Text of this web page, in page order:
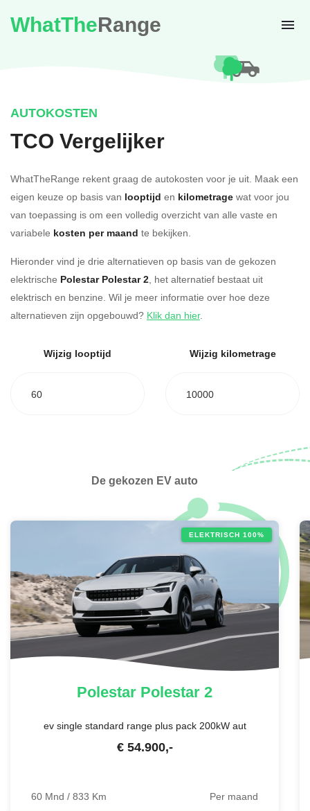
WhatTheRange
AUTOKOSTEN
TCO Vergelijker
WhatTheRange rekent graag de autokosten voor je uit. Maak een
eigen keuze op basis van looptijd en kilometrage wat voor jou
van toepassing is om een volledig overzicht van alle vaste en
variabele kosten per maand te bekijken.
Hieronder vind je drie alternatieven op basis van de gekozen
elektrische Polestar Polestar 2, het alternatief bestaat uit
elektrisch en benzine. Wil je meer informatie over hoe deze
alternatieven zijn opgebouwd? Klik dan hier.
Wijzig looptijd
60
Wijzig kilometrage
10000
De gekozen EV auto
ELEKTRISCH 100%
Polestar Polestar 2
ev single standard range plus pack 200kW aut
€ 54.900,-
60 Mnd / 833 Km Per maand